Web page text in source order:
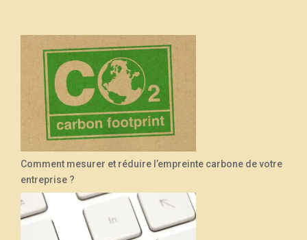
Comment mesurer et réduire l’empreinte carbone de votre
entreprise ?